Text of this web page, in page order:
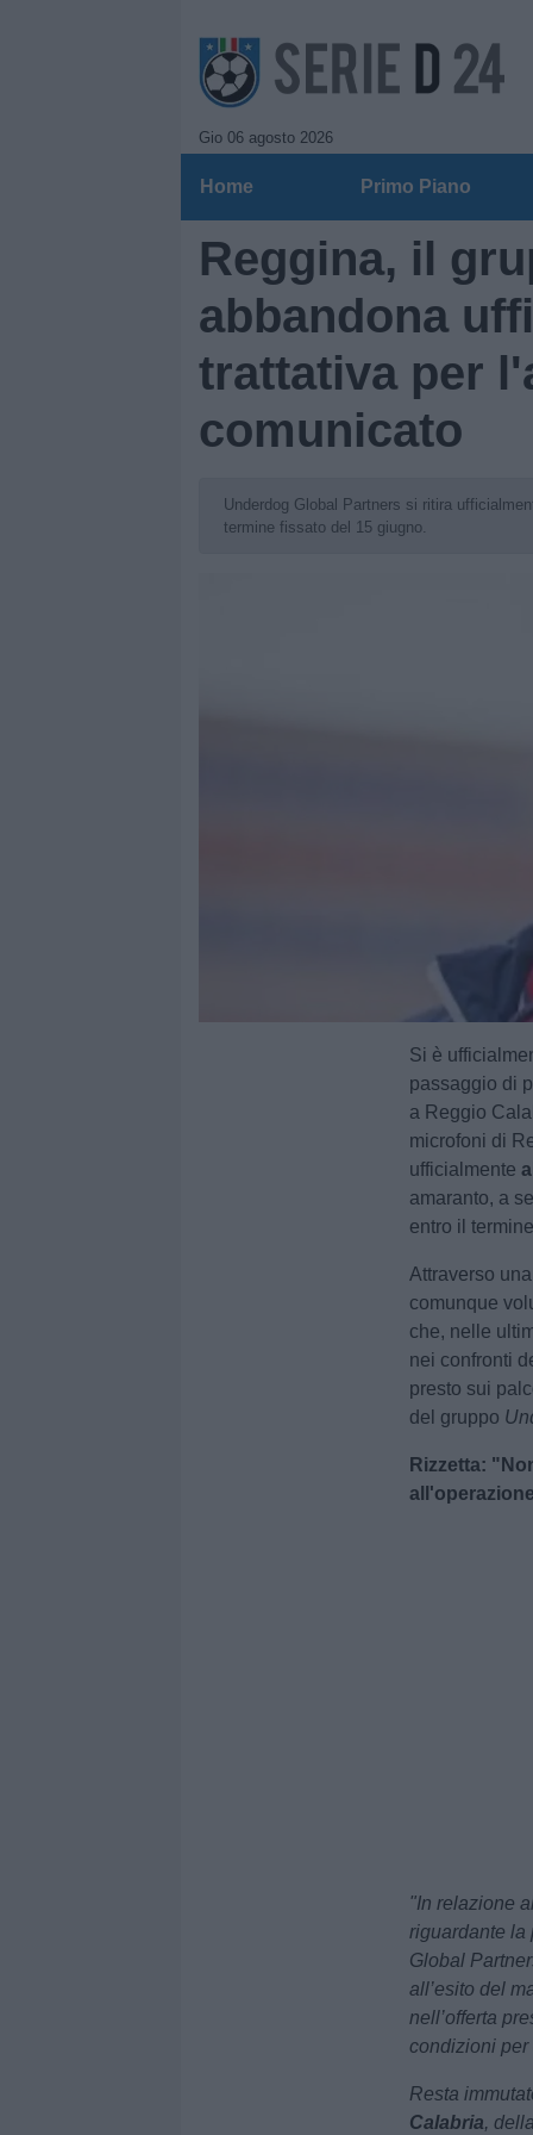
Gio 06 agosto 2026
Home Primo Piano
Reggina, il
abbandona
trattativa per
comunicato
Underdog Global Partners si ritira
termine fissato del 15 giugno.
Si è
passaggio di
a Reggio
microfoni di
ufficialmente
amaranto, a
entro il
Attraverso
comunque
che, nelle
nei confronti
presto sui
del gruppo
Rizzetta:
"In relazione
riguardante
Global
all’esito del
nell’offerta
condizioni per
Resta
Calabria, della